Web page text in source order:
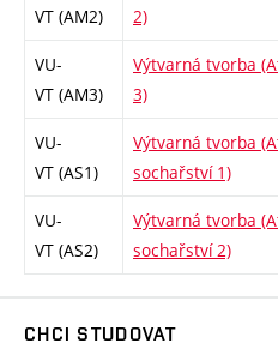
VT (AM2)
2)
VU-
VT (AM3)
Výtvarná tvorba
3)
VU-
VT (AS1)
Výtvarná tvorba
sochařství 1)
VU-
VT (AS2)
Výtvarná tvorba
sochařství 2)
CHCI STUDOVAT